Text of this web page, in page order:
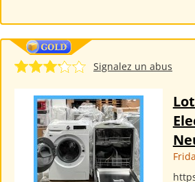
Signalez un abus